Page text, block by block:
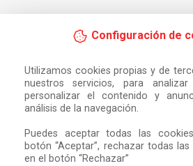
Configuración de
Utilizamos cookies propias y de
nuestros servicios, para
personalizar el contenido y
análisis de la navegación.
Puedes aceptar todas las
botón “Aceptar”, rechazar todas
en el botón “Rechazar”